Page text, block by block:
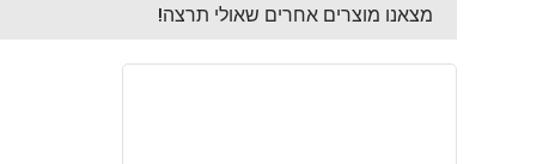
מצאנו מוצרים אחרים שאולי תרצה!